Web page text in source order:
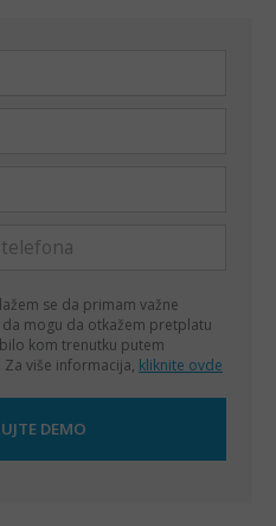
se da primam važne
mogu da otkažem pretplatu
kom trenutku putem
više informacija, kliknite ovde